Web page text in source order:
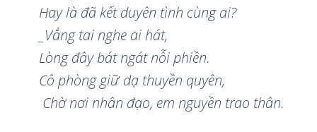
Hay là đã kết duyên tình cùng ai?
_Vẳng tai nghe ai hát,
Lòng đây bát ngát nỗi phiền.
Cô phòng giữ dạ thuyền quyên,
Chờ nơi nhân đạo, em nguyền trao thân.